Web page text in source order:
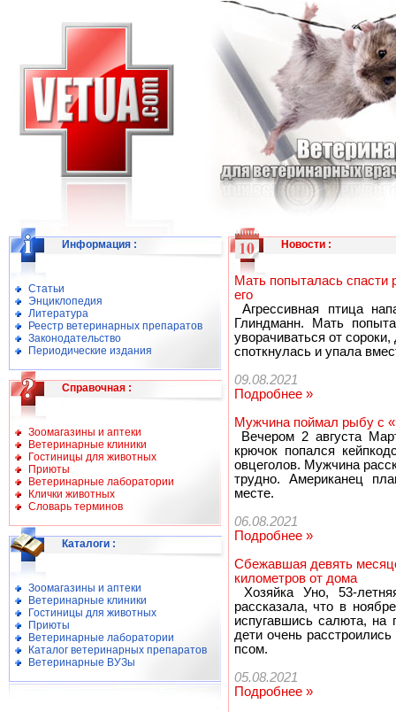
Информация :
Статьи
Энциклопедия
Литература
Реестр ветеринарных препаратов
Законодательство
Периодические издания
Справочная :
Зоомагазины и аптеки
Ветеринарные клиники
Гостиницы для животных
Приюты
Ветеринарные лаборатории
Клички животных
Словарь терминов
Каталоги :
Зоомагазины и аптеки
Ветеринарные клиники
Гостиницы для животных
Приюты
Ветеринарные лаборатории
Каталог ветеринарных препаратов
Ветеринарные ВУЗы
Новости:
Мать попыталась спасти
его
Агрессивная птица
Глиндманн. Мать
уворачиваться от
споткнулась и упала
09.08.2021
Подробнее »
Мужчина поймал рыбу с
Вечером 2 августа
крючок попался
овцеголов. Мужчина
трудно. Американец
месте.
06.08.2021
Подробнее »
Сбежавшая девять
километров от дома
Хозяйка Уно, 53-
рассказала, что в
испугавшись салюта, на
дети очень
псом.
05.08.2021
Подробнее »